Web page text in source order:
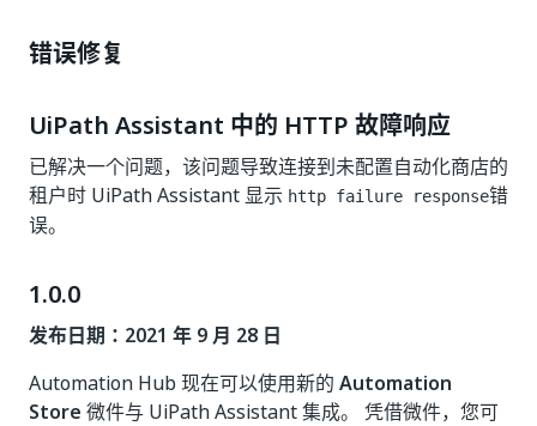
错误修复
UiPath Assistant 中的 HTTP 故障响应
已解决一个问题，该问题导致连接到未配置自动化商店的
租户时 UiPath Assistant 显示 http failure response错
误。
1.0.0
发布日期：2021 年 9 月 28 日
Automation Hub 现在可以使用新的 Automation
Store 微件与 UiPath Assistant 集成。 凭借微件，您可